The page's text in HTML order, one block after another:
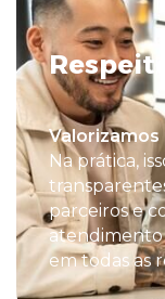
Na prática,
parceiros e
atendimento
em todas as